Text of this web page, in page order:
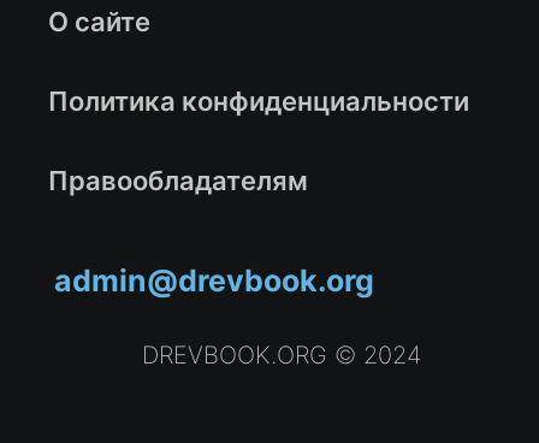
О сайте
Политика конфиденциальности
Правообладателям
admin@drevbook.org
DREVBOOK.ORG © 2024